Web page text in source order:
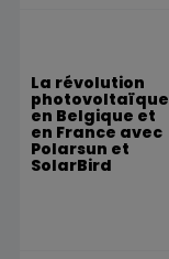
La révolution
photovoltaïque
en Belgique et
en France avec
Polarsun et
SolarBird